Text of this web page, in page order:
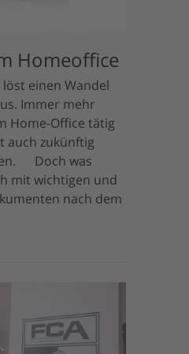
Homeoffice
einen Wandel
Immer mehr
Home-Office tätig
auch zukünftig
Doch was
mit wichtigen und
nach dem